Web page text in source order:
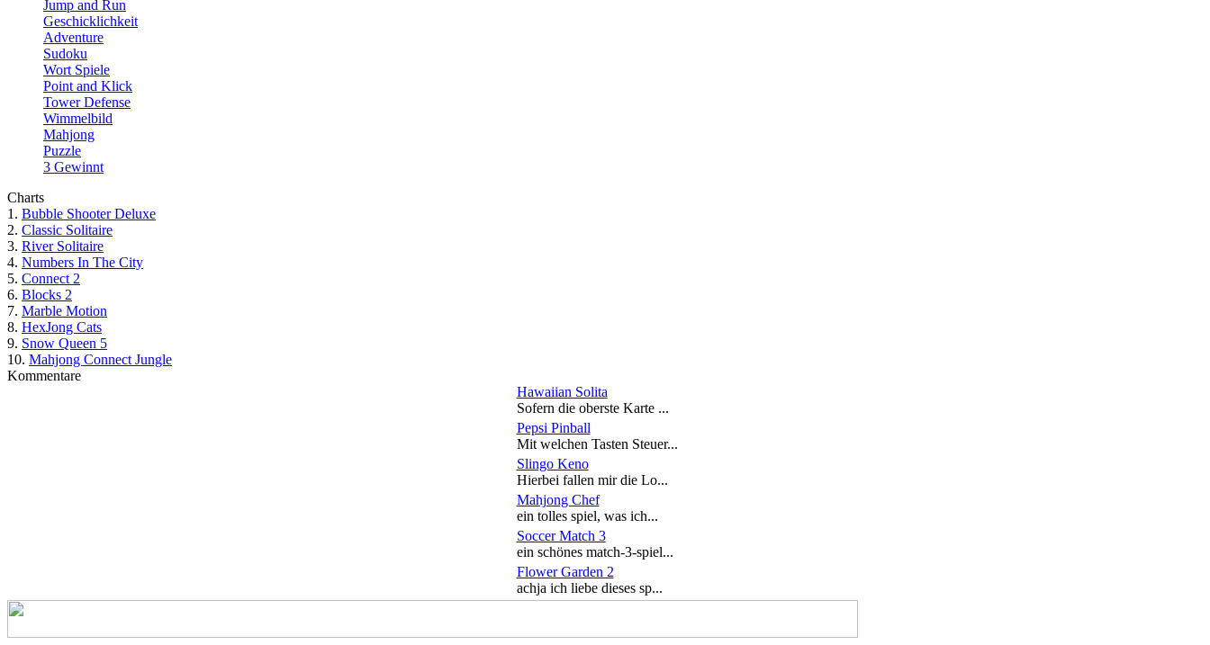
Jump and Run
Geschicklichkeit
Adventure
Sudoku
Wort Spiele
Point and Klick
Tower Defense
Wimmelbild
Mahjong
Puzzle
3 Gewinnt
Charts
1. Bubble Shooter Deluxe
2. Classic Solitaire
3. River Solitaire
4. Numbers In The City
5. Connect 2
6. Blocks 2
7. Marble Motion
8. HexJong Cats
9. Snow Queen 5
10. Mahjong Connect Jungle
Kommentare
Hawaiian Solita
Sofern die oberste Karte ...
Pepsi Pinball
Mit welchen Tasten Steuer...
Slingo Keno
Hierbei fallen mir die Lo...
Mahjong Chef
ein tolles spiel, was ich...
Soccer Match 3
ein schönes match-3-spiel...
Flower Garden 2
achja ich liebe dieses sp...